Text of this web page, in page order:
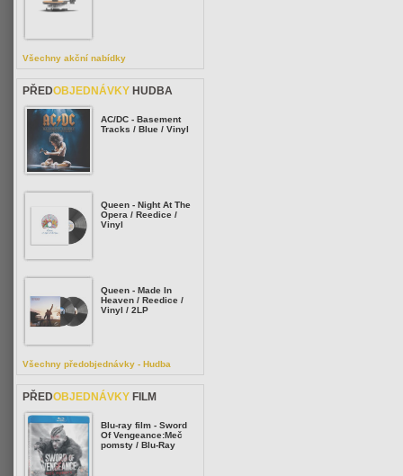
Všechny akční nabídky
PŘEDOBJEDNÁVKY HUDBA
AC/DC - Basement
Tracks / Blue / Vinyl
Queen - Night At The
Opera / Reedice /
Vinyl
Queen - Made In
Heaven / Reedice /
Vinyl / 2LP
Všechny předobjednávky - Hudba
PŘEDOBJEDNÁVKY FILM
Blu-ray film - Sword
Of Vengeance:Meč
pomsty / Blu-Ray